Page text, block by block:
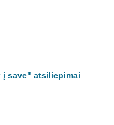
į save" atsiliepimai